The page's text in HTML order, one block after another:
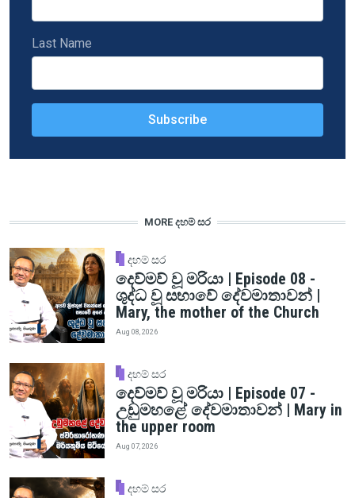
Last Name
MORE දහම් සර
දහම් සර
දෙව්මව් වූ මරියා | Episode 08 -
ශුද්ධ වූ සභාවේ දේවමාතාවන් |
Mary, the mother of the Church
Aug 08, 2026
දහම් සර
දෙව්මව් වූ මරියා | Episode 07 -
උඩුමහළේ දේවමාතාවන් | Mary in
the upper room
Aug 07, 2026
දහම් සර